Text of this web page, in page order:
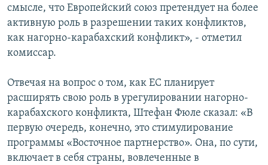
смысле, что Европейский союз претендует на более
активную роль в разрешении таких конфликтов,
как нагорно-карабахский конфликт», - отметил
комиссар.
Отвечая на вопрос о том, как ЕС планирует
расширять свою роль в урегулировании нагорно-
карабахского конфликта, Штефан Фюле сказал: «В
первую очередь, конечно, это стимулирование
программы «Восточное партнерство». Она, по сути,
включает в себя страны, вовлеченные в